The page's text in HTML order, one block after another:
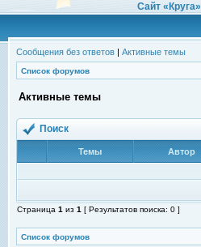
Сайт «Круга»
Сообщения без ответов | Активные темы
Список форумов
Активные темы
Поиск
Темы Автор
Страница 1 из 1 [ Результатов поиска: 0 ]
Список форумов